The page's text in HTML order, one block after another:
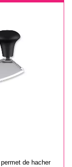
de hacher